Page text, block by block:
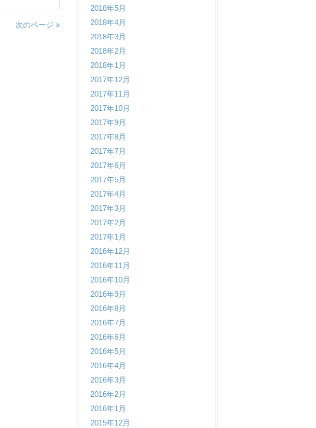
次のページ »
2018年5月
2018年4月
2018年3月
2018年2月
2018年1月
2017年12月
2017年11月
2017年10月
2017年9月
2017年8月
2017年7月
2017年6月
2017年5月
2017年4月
2017年3月
2017年2月
2017年1月
2016年12月
2016年11月
2016年10月
2016年9月
2016年8月
2016年7月
2016年6月
2016年5月
2016年4月
2016年3月
2016年2月
2016年1月
2015年12月